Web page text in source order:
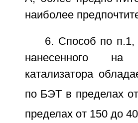
наиболее
6. Способ по п.1,
нанесенного на
катализатора
по БЭТ в пределах
пределах от 150 до